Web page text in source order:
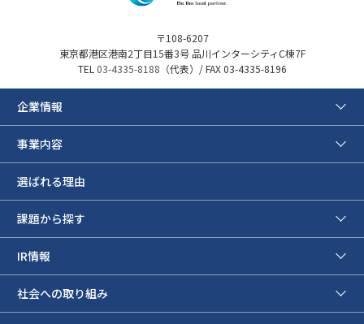
〒108-6207
東京都港区港南2丁目15番3号 品川インターシティC棟7F
TEL 03-4335-8188 （代表）/ FAX 03-4335-8196
企業情報
事業内容
選ばれる理由
課題から探す
IR情報
社会への取り組み